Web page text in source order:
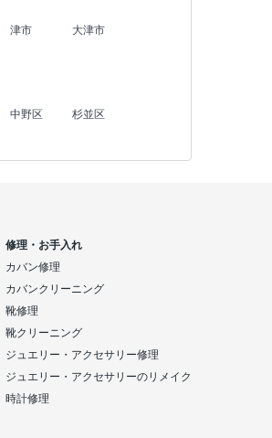
津市
大津市
中野区
杉並区
修理・お手入れ
カバン修理
カバンクリーニング
靴修理
靴クリーニング
ジュエリー・アクセサリー修理
ジュエリー・アクセサリーのリメイク
時計修理